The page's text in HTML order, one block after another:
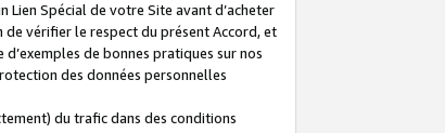
Lien Spécial de votre Site avant d’acheter
vérifier le respect du présent Accord, et
de bonnes pratiques sur nos
des données personnelles
du trafic dans des conditions